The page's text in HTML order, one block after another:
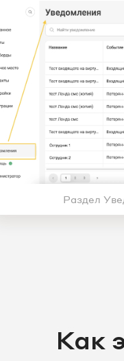
Раздел
Как